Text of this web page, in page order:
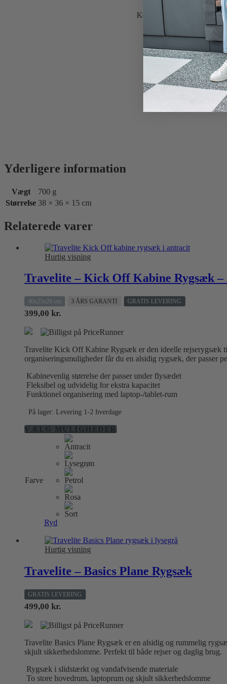
Kombinationen af
Yderligere information
Vægt
700 g
Størrelse 38 × 36 × 15 cm
Relaterede varer
Hurtig visning
Travelite – Kick Off Kabine Rygsæk –
40x25x20 cm 3 ÅRS GARANTI GRATIS LEVERING
399,00 kr.
Travelite Kick Off Kabine Rygsæk er den ideelle rejserygsæk
organiseringsmuligheder får du en alsidig rygsæk, der passer
Kabinevenlig størrelse der passer under flysædet
Fleksibel og udvidelig for ekstra kapacitet
Funktionel organisering med laptop-/tablet-rum
På lager: Levering 1-2 hverdage
VÆLG MULIGHEDERDette
Farve
Ryd
Hurtig visning
Travelite – Basics Plane Rygsæk
GRATIS LEVERING
499,00 kr.
Travelite Basics Plane Rygsæk er en alsidig og rummelig
skjult sikkerhedslomme. Perfekt til både rejser og daglig brug.
Rygsæk i slidstærkt og vandafvisende materiale
To store hovedrum, laptoprum og skjult sikkerhedslomme